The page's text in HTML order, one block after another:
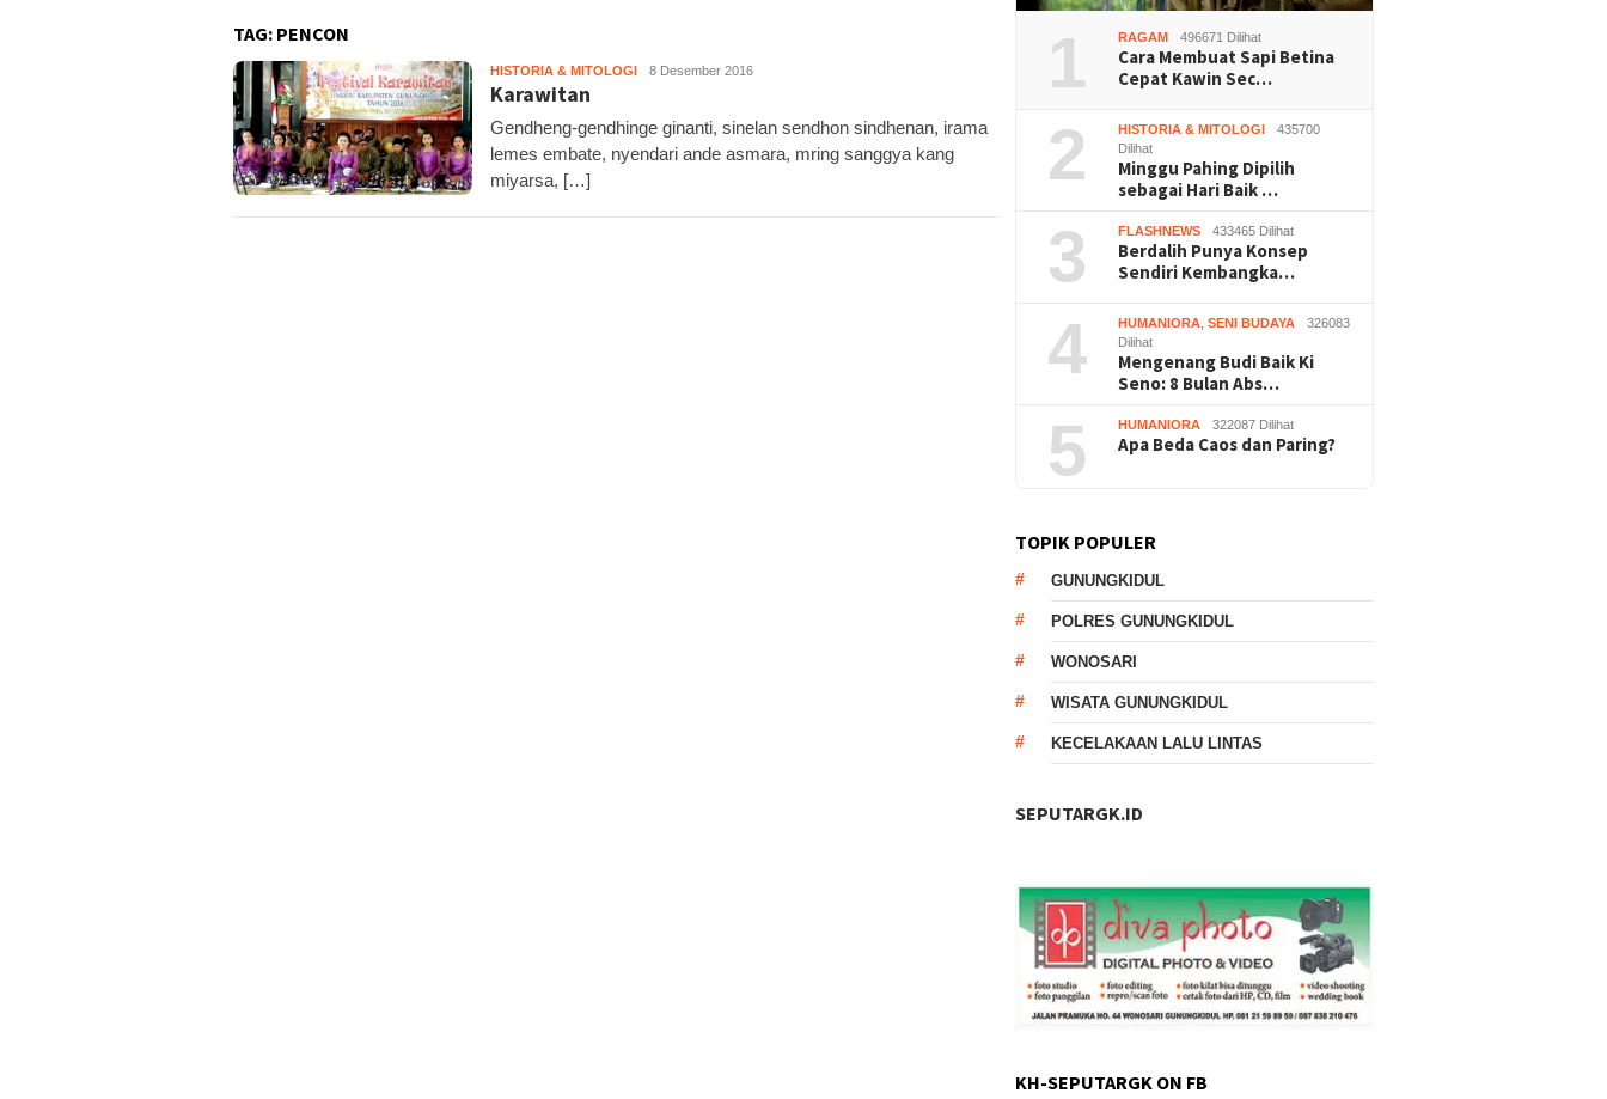
TAG: PENCON
HISTORIA & MITOLOGI KH6
8 Desember 2016
Karawitan
Gendheng-gendhinge ginanti, sinelan sendhon sindhenan, irama
lemes embate, nyendari ande asmara, mring sanggya kang
miyarsa, […]
1 RAGAM 496671 Dilihat
Cara Membuat Sapi Betina
Cepat Kawin Sec…
2 HISTORIA & MITOLOGI
435700
Dilihat
Minggu Pahing Dipilih
sebagai Hari Baik …
3 FLASHNEWS 433465 Dilihat
Berdalih Punya Konsep
Sendiri Kembangka…
4 HUMANIORA ,SENI BUDAYA
326083
Dilihat
Mengenang Budi Baik Ki
Seno: 8 Bulan Abs…
5 HUMANIORA 322087 Dilihat
Apa Beda Caos dan Paring?
TOPIK POPULER
GUNUNGKIDUL
POLRES GUNUNGKIDUL
WONOSARI
WISATA GUNUNGKIDUL
KECELAKAAN LALU LINTAS
SEPUTARGK.ID
KH-SEPUTARGK ON FB